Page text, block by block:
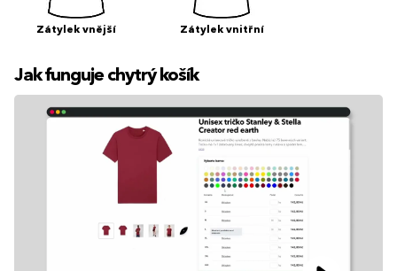
Zátylek vnější Zátylek vnitřní
Jak funguje chytrý košík